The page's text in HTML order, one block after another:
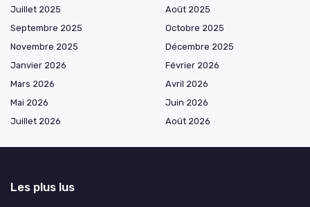
Juillet 2025
Août 2025
Septembre 2025
Octobre 2025
Novembre 2025
Décembre 2025
Janvier 2026
Février 2026
Mars 2026
Avril 2026
Mai 2026
Juin 2026
Juillet 2026
Août 2026
Les plus lus